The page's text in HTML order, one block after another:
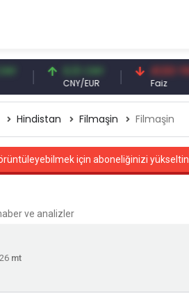
0,13 CNY
CNY/EUR
41,53 TRY
Faiz
Hindistan Filmaşin Filmaşin
için aboneliğinizi yükseltin.
ve analizler
mt